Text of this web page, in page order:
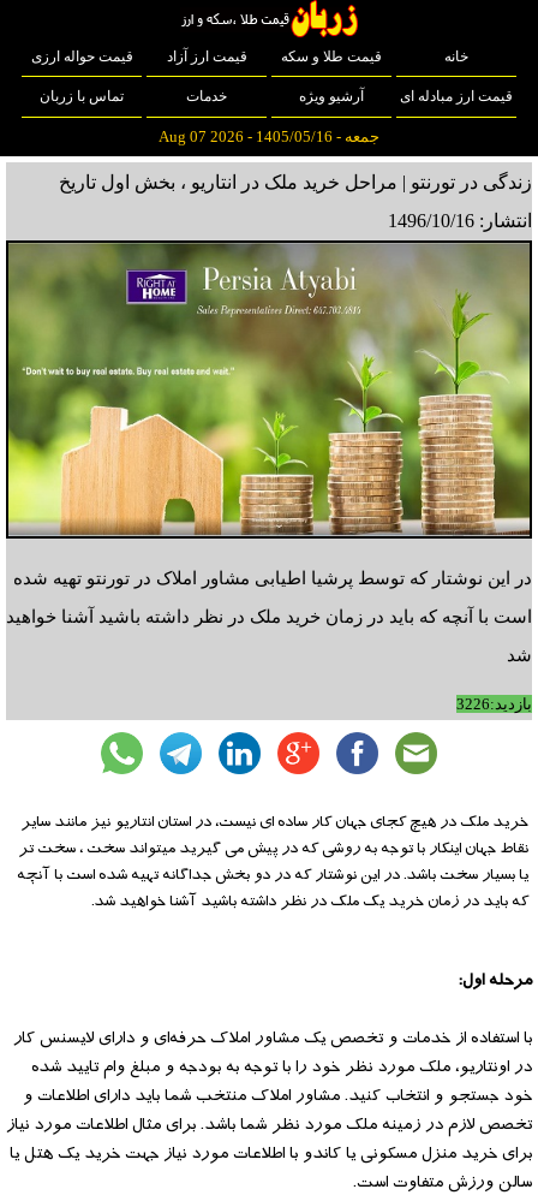
خانه قیمت طلا و سکه قیمت ارز آزاد قیمت حواله ارزی
قیمت ارز مبادله ای آرشیو ویژه خدمات تماس با زربان
جمعه - 1405/05/16 - Aug 07 2026
زندگی در تورنتو | مراحل خرید ملک در انتاریو ، بخش اول تاریخ
انتشار: 1496/10/16
در این نوشتار که توسط پرشیا اطیابی مشاور املاک در تورنتو تهیه شده
است با آنچه که باید در زمان خرید ملک در نظر داشته باشید آشنا خواهید
شد
بازدید:3226
خرید ملک در هیچ کجای جهان کار ساده ای نیست، در استان انتاریو نیز مانند سایر
نقاط جهان اینکار با توجه به روشی که در پیش می گیرید میتواند سخت ، سخت تر
یا بسیار سخت باشد. در این نوشتار که در دو بخش جداگانه تهیه شده است با آنچه
که باید در زمان خرید یک ملک در نظر داشته باشید آشنا خواهید شد.
مرحله اول:
با استفاده‌ از خدمات و تخصص یک مشاور ‌املاک حرفه‌ای و دارای لایسنس کار
در اونتاریو،‌ ملک‌‌ مورد نظر‌ خود‌ را با توجه به بودجه و مبلغ وام تایید شده
خود جستجو و انتخاب ‌کنید. مشاور املاک‌ منتخب ‌شما ‌باید دارای اطلاعات و‌
تخصص لازم در زمینه ملک‌‌ مورد نظر شما باشد. برای مثال اطلاعات مورد نیاز
برای خرید منزل مسکونی ‌‌یا کاندو‌ با اطلاعات مورد نیاز جهت خرید یک‌ هتل‌ یا
سالن ورزش متفاوت است.